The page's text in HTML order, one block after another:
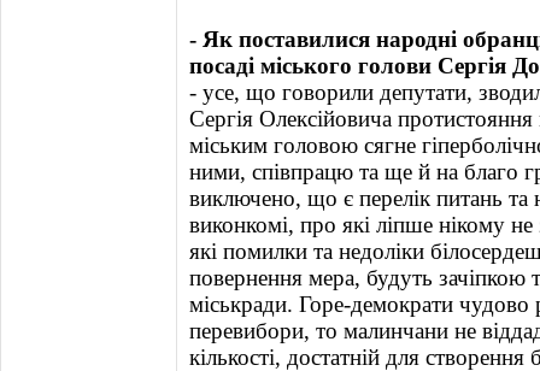
- Як поставилися народні
посаді міського голови Сергія
- усе, що говорили депутати,
Сергія Олексійовича
міським головою сягне
ними, співпрацю та ще й на благо
виключено, що є перелік питань
виконкомі, про які ліпше нікому
які помилки та недоліки
повернення мера, будуть зачіпкою
міськради. Горе-демократи
перевибори, то малинчани не
кількості, достатній для створення